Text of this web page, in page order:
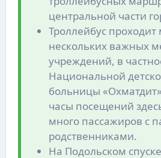
центральной части
Троллейбус проходит
нескольких важных
учреждений, в
Национальной
больницы
часы посещений
много пассажиров с
родственниками.
На Подольском